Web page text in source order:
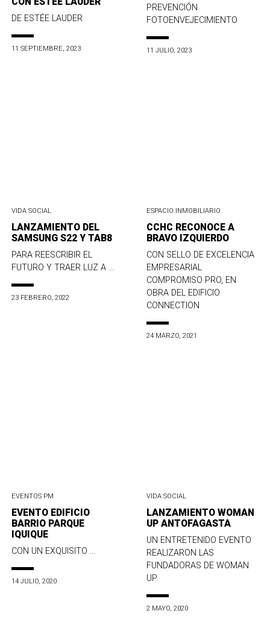
DE ESTÉE LAUDER
11 SEPTIEMBRE, 2023
PREVENCIÓN
FOTOENVEJECIMIENTO
11 JULIO, 2023
VIDA SOCIAL
LANZAMIENTO DEL
SAMSUNG S22 Y TAB8
PARA REESCRIBIR EL
FUTURO Y TRAER LUZ A ...
23 FEBRERO, 2022
ESPACIO INMOBILIARIO
CCHC RECONOCE A
BRAVO IZQUIERDO
CON SELLO DE EXCELENCIA
EMPRESARIAL
COMPROMISO PRO, EN
OBRA DEL EDIFICIO
CONNECTION
24 MARZO, 2021
EVENTOS PM
EVENTO EDIFICIO
BARRIO PARQUE
IQUIQUE
CON UN EXQUISITO ...
14 JULIO, 2020
VIDA SOCIAL
LANZAMIENTO WOMAN
UP ANTOFAGASTA
UN ENTRETENIDO EVENTO
REALIZARON LAS
FUNDADORAS DE WOMAN
UP.
2 MAYO, 2020